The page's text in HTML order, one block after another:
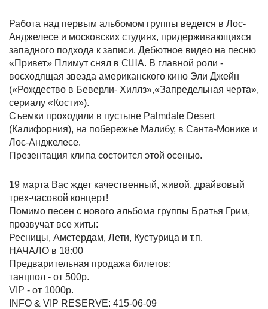
Работа над первым альбомом группы ведется в Лос-
Анджелесе и московских студиях, придерживающихся
западного подхода к записи. Дебютное видео на песню
«Привет» Плимут снял в США. В главной роли -
восходящая звезда американского кино Эли Джейн
(«Рождество в Беверли- Хиллз»,«Запредельная черта»,
сериалу «Кости»).
Съемки проходили в пустыне Palmdale Desert
(Калифорния), на побережье Малибу, в Санта-Монике и
Лос-Анджелесе.
Презентация клипа состоится этой осенью.
19 марта Вас ждет качественный, живой, драйвовый
трех-часовой концерт!
Помимо песен с нового альбома группы Братья Грим,
прозвучат все хиты:
Ресницы, Амстердам, Лети, Кустурица и т.п.
НАЧАЛО в 18:00
Предварительная продажа билетов:
танцпол - от 500р.
VIP - от 1000р.
INFO & VIP RESERVE: 415-06-09